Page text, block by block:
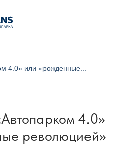
4.0» или «рожденные...
4.0»
революцией»